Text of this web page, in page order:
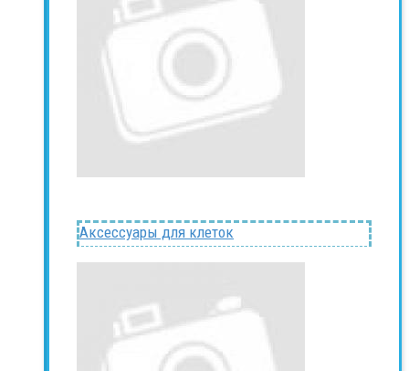
Аксессуары для клеток